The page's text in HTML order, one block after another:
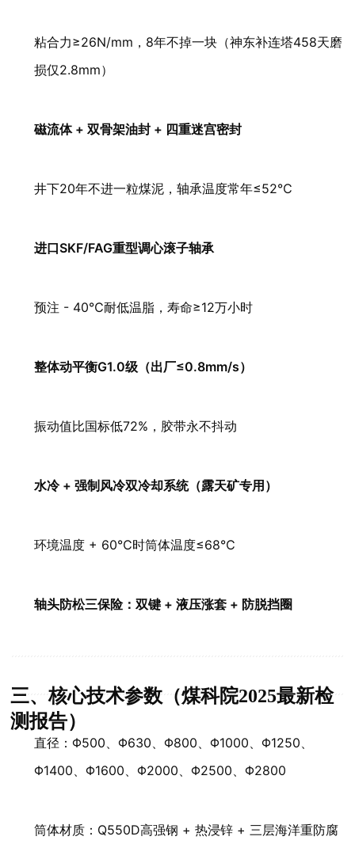
粘合力≥26N/mm，8年不掉一块（神东补连塔458天磨
损仅2.8mm）
磁流体 + 双骨架油封 + 四重迷宫密封
井下20年不进一粒煤泥，轴承温度常年≤52℃
进口SKF/FAG重型调心滚子轴承
预注 - 40℃耐低温脂，寿命≥12万小时
整体动平衡G1.0级（出厂≤0.8mm/s）
振动值比国标低72%，胶带永不抖动
水冷 + 强制风冷双冷却系统（露天矿专用）
环境温度 + 60℃时筒体温度≤68℃
轴头防松三保险：双键 + 液压涨套 + 防脱挡圈
三、核心技术参数（煤科院2025最新检
测报告）
直径：Φ500、Φ630、Φ800、Φ1000、Φ1250、
Φ1400、Φ1600、Φ2000、Φ2500、Φ2800
筒体材质：Q550D高强钢 + 热浸锌 + 三层海洋重防腐